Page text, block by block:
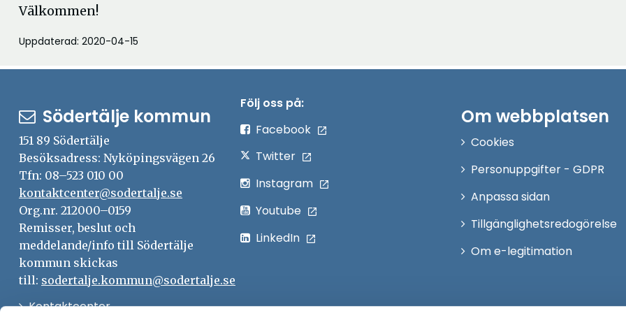
Välkommen!
Uppdaterad: 2020-04-15
Södertälje kommun
151 89 Södertälje
Besöksadress: Nyköpingsvägen 26
Tfn: 08–523 010 00
kontaktcenter@sodertalje.se
Org.nr. 212000–0159
Remisser, beslut och
meddelande/info till Södertälje
kommun skickas
till: sodertalje.kommun@sodertalje.se
KontaktcenterÖppna
Följ oss på:
Facebook
Twitter
Instagram
Youtube
LinkedIn
Om webbplatsen
Cookies
Personuppgifter - GDPR
Anpassa sidan
Tillgänglighetsredogörelse
Om e-legitimation